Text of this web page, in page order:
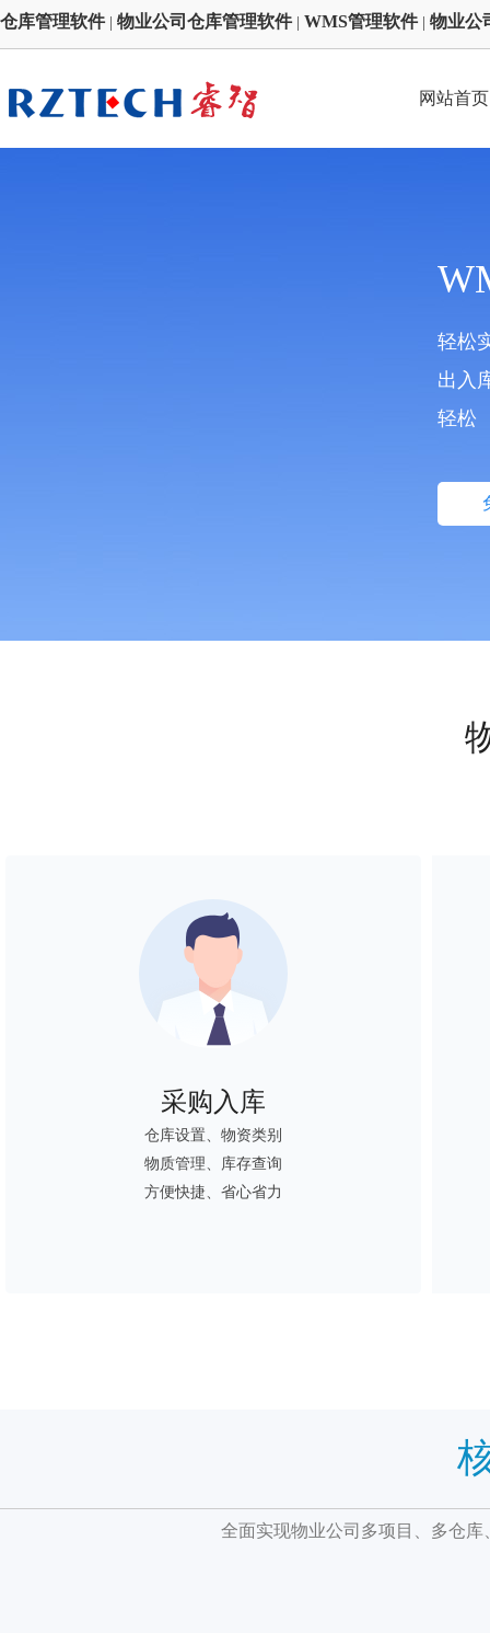
仓库管理软件| 物业公司仓库管理软件| WMS管理软件| 物业公
网站首页
轻松
出入
轻松
采购入库
仓库设置、物资类别
物质管理、库存查询
方便快捷、省心省力
全面实现物业公司多项目、多仓